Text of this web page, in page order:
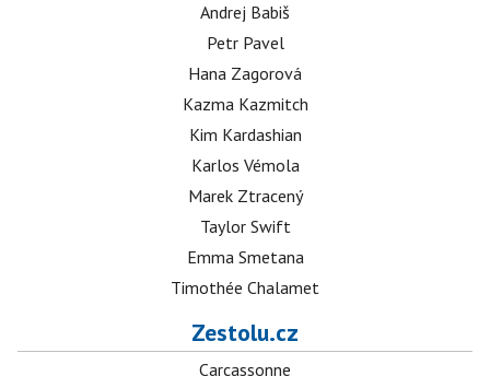
Andrej Babiš
Petr Pavel
Hana Zagorová
Kazma Kazmitch
Kim Kardashian
Karlos Vémola
Marek Ztracený
Taylor Swift
Emma Smetana
Timothée Chalamet
Zestolu.cz
Carcassonne